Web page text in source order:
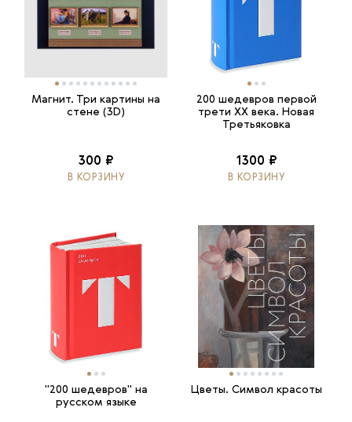
Магнит. Три картины на
стене (3D)
300 ₽
В КОРЗИНУ
200 шедевров первой
трети ХХ века. Новая
Третьяковка
1300 ₽
В КОРЗИНУ
"200 шедевров" на
русском языке
Цветы. Символ красоты